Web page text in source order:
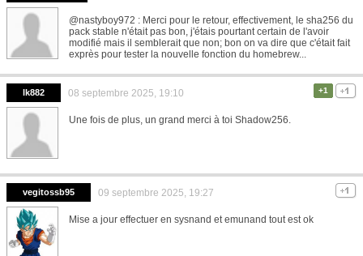
@nastyboy972 : Merci pour le retour, effectivement, le sha256 du
pack stable n'était pas bon, j'étais pourtant certain de l'avoir
modifié mais il semblerait que non; bon on va dire que c'était fait
exprès pour tester la nouvelle fonction du homebrew...
lk882 08 septembre 2025, 19:10 +1
Une fois de plus, un grand merci à toi Shadow256.
vegitossb95 09 septembre 2025, 19:27
Mise a jour effectuer en sysnand et emunand tout est ok